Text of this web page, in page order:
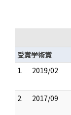
受賞学術賞
1.
2019/02
2.
2017/09